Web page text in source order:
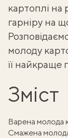
картоплі на
гарніру на
молоду
її найкраще
Зміст
Варена молода
Смажена